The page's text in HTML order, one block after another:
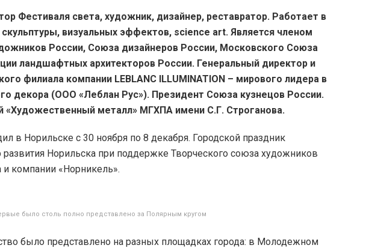
Фестиваля света, художник, дизайнер, реставратор. Работает в
визуальных эффектов, science art. Является членом
России, Союза дизайнеров России, Московского Союза
ландшафтных архитекторов России. Генеральный директор и
филиала компании LEBLANC ILLUMINATION – мирового лидера в
декора (ООО «Леблан Рус»). Президент Союза кузнецов России.
металл» МГХПА имени С.Г. Строганова.
в Норильске с 30 ноября по 8 декабря. Городской праздник
развития Норильска при поддержке Творческого союза художников
и компании «Норникель».
было столь полно представлено за Полярным кругом
было представлено на разных площадках города: в Молодежном